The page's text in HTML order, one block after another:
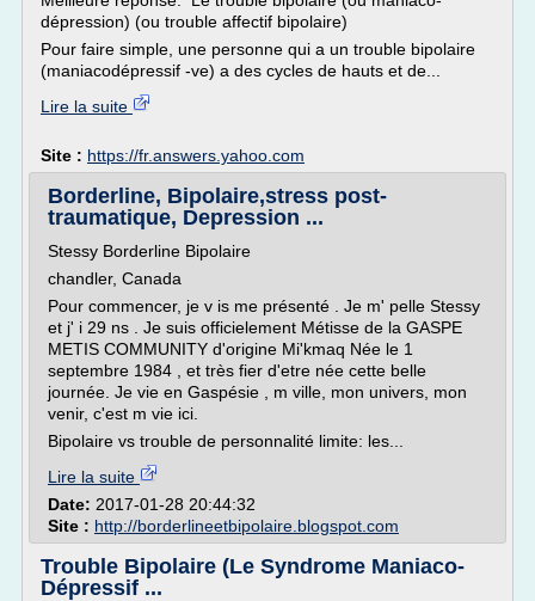
dépression) (ou trouble affectif bipolaire)
Pour faire simple, une personne qui a un trouble bipolaire
(maniacodépressif -ve) a des cycles de hauts et de...
Lire la suite
Site : https://fr.answers.yahoo.com
Borderline, Bipolaire,stress post-
traumatique, Depression ...
Stessy Borderline Bipolaire
chandler, Canada
Pour commencer, je v is me présenté . Je m' pelle Stessy
et j' i 29 ns . Je suis officielement Métisse de la GASPE
METIS COMMUNITY d'origine Mi'kmaq Née le 1
septembre 1984 , et très fier d'etre née cette belle
journée. Je vie en Gaspésie , m ville, mon univers, mon
venir, c'est m vie ici.
Bipolaire vs trouble de personnalité limite: les...
Lire la suite
Date: 2017-01-28 20:44:32
Site : http://borderlineetbipolaire.blogspot.com
Trouble Bipolaire (Le Syndrome Maniaco-
Dépressif ...